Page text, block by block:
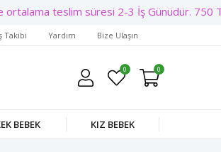
teslim süresi 2-3 İş Günüdür. 750 TL
Takibi Yardım Bize Ulaşın
0 0
BEBEK KIZ BEBEK